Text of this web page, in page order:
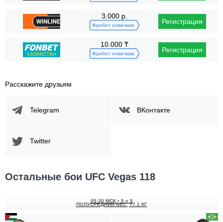
3.000 р.
Фрибет новичкам Регистрация
10.000 ₸
Фрибет новичкам Регистрация
Расскажите друзьям
Telegram ВКонтакте
Twitter
Остальные бои UFC Vegas 118
05:30 МСК • 5 x 5
ПОЛУСРЕДНИЙ ВЕС 77.1 КГ